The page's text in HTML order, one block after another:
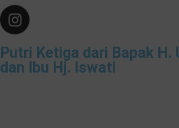
Putri Ketiga dari Bapak H.
dan Ibu Hj. Iswati